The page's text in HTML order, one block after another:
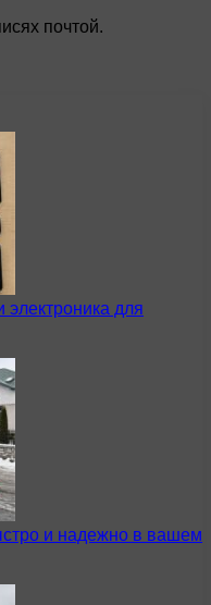
почтой.
для
и надежно в вашем